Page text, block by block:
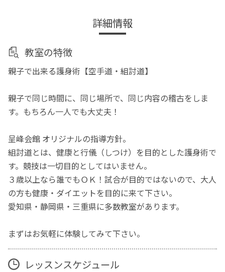
詳細情報
教室の特徴
親子で出来る護身術【空手道・組討道】
親子で同じ時間に、同じ場所で、同じ内容の稽古をしま
す。もちろん一人でも大丈夫！
呈峰会館 オリジナルの指導方針。
組討道とは、健康と行儀（しつけ）を目的とした護身術で
す。競技は一切目的としてはいません。
３歳以上なら誰でもＯＫ！試合が目的ではないので、大人
の方も健康・ダイエットを目的に来て下さい。
愛知県・静岡県・三重県に多数教室があります。
まずはお気軽に体験してみて下さい。
レッスンスケジュール